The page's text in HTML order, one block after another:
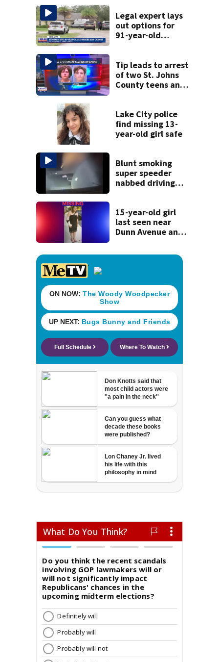
Legal expert lays
out options for
91-year-old
Tip leads to arrest
of two St. Johns
County teens and
and explosives
Lake City police
find missing 13-
year-old girl safe
Blunt smoking
super speeder
nabbed driving
15-year-old girl
last seen near
Dunn Avenue and